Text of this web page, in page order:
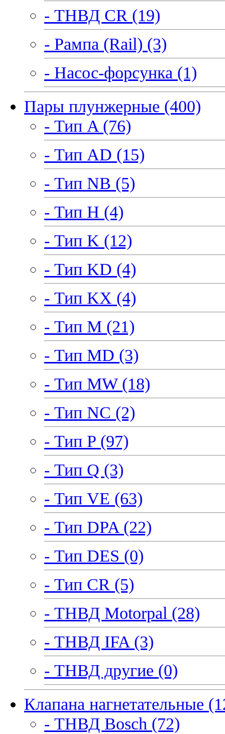
- ТНВД CR (19)
- Рампа (Rail) (3)
- Насос-форсунка (1)
Пары плунжерные (400)
- Тип A (76)
- Тип AD (15)
- Тип NB (5)
- Тип H (4)
- Тип K (12)
- Тип KD (4)
- Тип KX (4)
- Тип M (21)
- Тип MD (3)
- Тип MW (18)
- Тип NC (2)
- Тип P (97)
- Тип Q (3)
- Тип VE (63)
- Тип DPA (22)
- Тип DES (0)
- Тип CR (5)
- ТНВД Motorpal (28)
- ТНВД IFA (3)
- ТНВД другие (0)
Клапана нагнетательные
- ТНВД Bosch (72)